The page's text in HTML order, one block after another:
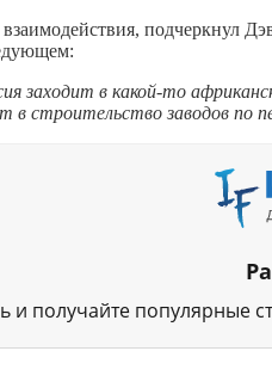
подчеркнул
заходит в какой-то
в строительство заводов по
и получайте популярные